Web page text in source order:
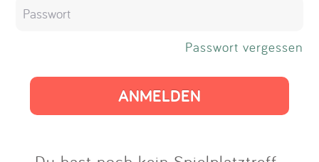
Passwort vergessen